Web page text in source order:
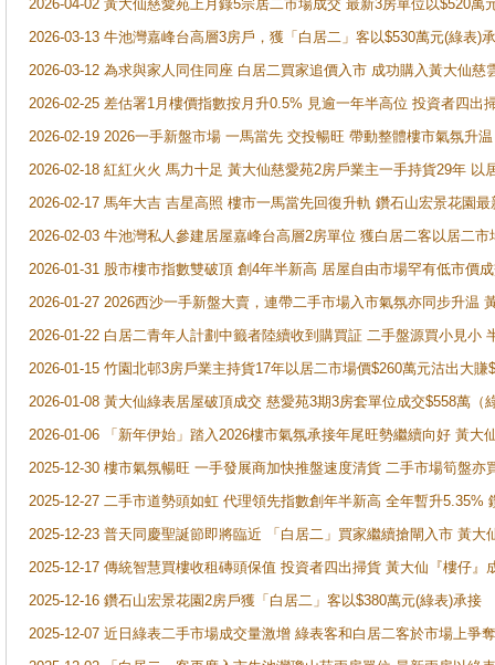
2026-04-02 黃大仙慈愛苑上月錄5宗居二市場成交 最新3房單位以$520萬
2026-03-13 牛池灣嘉峰台高層3房戶，獲「白居二」客以$530萬元(綠表)
2026-03-12 為求與家人同住同座 白居二買家追價入市 成功購入黃大仙
2026-02-25 差估署1月樓價指數按月升0.5% 見逾一年半高位 投資者四
2026-02-19 2026一手新盤市場 一馬當先 交投暢旺 帶動整體樓市氣氛升
2026-02-18 紅紅火火 馬力十足 黃大仙慈愛苑2房戶業主一手持貨29年 以
2026-02-17 馬年大吉 吉星高照 樓市一馬當先回復升軌 鑽石山宏景花園
2026-02-03 牛池灣私人參建居屋嘉峰台高層2房單位 獲白居二客以居二市
2026-01-31 股市樓市指數雙破頂 創4年半新高 居屋自由市場罕有低市價
2026-01-27 2026西沙一手新盤大賣，連帶二手市場入市氣氛亦同步升温
2026-01-22 白居二青年人計劃中籤者陸續收到購買証 二手盤源買小見小
2026-01-15 竹園北邨3房戶業主持貨17年以居二市場價$260萬元沽出大賺
2026-01-08 黃大仙綠表居屋破頂成交 慈愛苑3期3房套單位成交$558萬（
2026-01-06 「新年伊始」踏入2026樓市氣氛承接年尾旺勢繼續向好 黃
2025-12-30 樓市氣氛暢旺 一手發展商加快推盤速度清貨 二手市場筍盤
2025-12-27 二手市道勢頭如虹 代理領先指數創年半新高 全年暫升5.35%
2025-12-23 普天同慶聖誕節即將臨近 「白居二」買家繼續搶閘入市 黃
2025-12-17 傳統智慧買樓收租磚頭保值 投資者四出掃貨 黃大仙『樓仔
2025-12-16 鑽石山宏景花園2房戶獲「白居二」客以$380萬元(綠表)承接
2025-12-07 近日綠表二手市場成交量激增 綠表客和白居二客於市場上